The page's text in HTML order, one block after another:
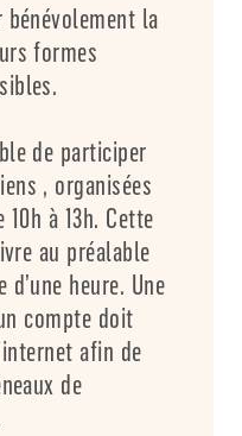
la
formes
de participer
, organisées
à 13h. Cette
au préalable
heure. Une
compte doit
afin de
de